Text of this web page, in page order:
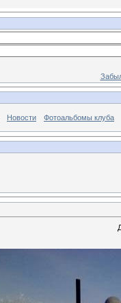
Новости Фотоальбомы клуба